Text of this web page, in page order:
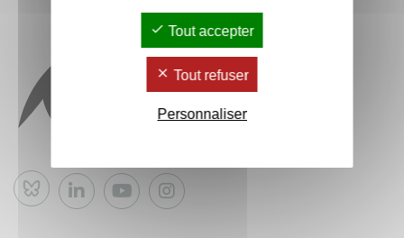
Bluesky
Tout accepter
Tout refuser
Personnaliser